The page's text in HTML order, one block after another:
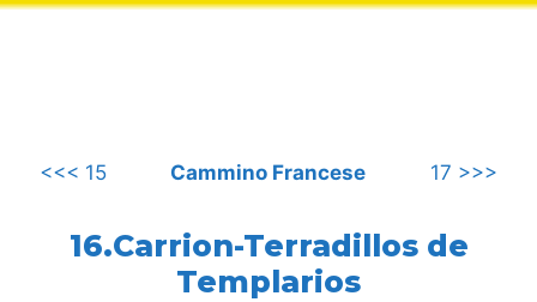
.
<<< 15 Cammino Francese 17 >>>
16.Carrion-Terradillos de
Templarios